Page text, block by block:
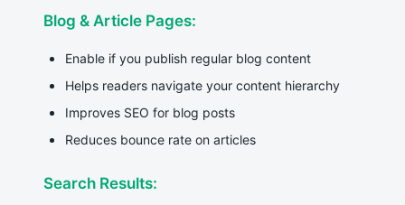
Blog & Article Pages:
Enable if you publish regular blog content
Helps readers navigate your content hierarchy
Improves SEO for blog posts
Reduces bounce rate on articles
Search Results: